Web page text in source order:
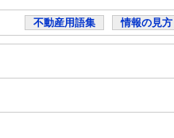
不動産用語集 情報の見方